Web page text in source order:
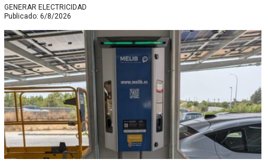
GENERAR ELECTRICIDAD
Publicado: 6/8/2026